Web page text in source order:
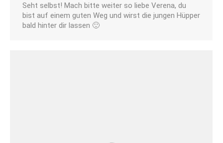
Seht selbst! Mach bitte weiter so liebe Verena, du
bist auf einem guten Weg und wirst die jungen Hüpper
bald hinter dir lassen 🙂